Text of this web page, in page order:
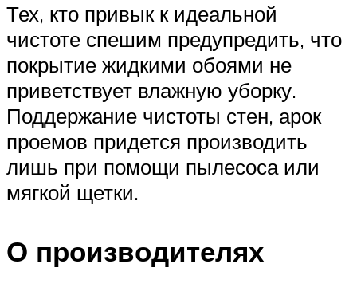
Тех, кто привык к идеальной
чистоте спешим предупредить, что
покрытие жидкими обоями не
приветствует влажную уборку.
Поддержание чистоты стен, арок
проемов придется производить
лишь при помощи пылесоса или
мягкой щетки.
О производителях